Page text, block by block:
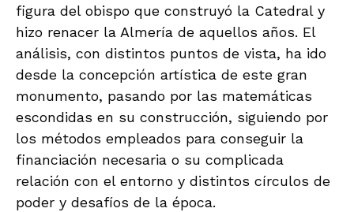
figura del obispo que construyó la Catedral y
hizo renacer la Almería de aquellos años. El
análisis, con distintos puntos de vista, ha ido
desde la concepción artística de este gran
monumento, pasando por las matemáticas
escondidas en su construcción, siguiendo por
los métodos empleados para conseguir la
financiación necesaria o su complicada
relación con el entorno y distintos círculos de
poder y desafíos de la época.